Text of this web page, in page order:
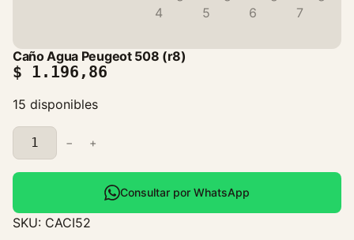
Caño Agua Peugeot 508 (r8)
$ 1.196,86
15 disponibles
C
a
ñ
A
g
− +
Consultar por WhatsApp
SKU: CACI52